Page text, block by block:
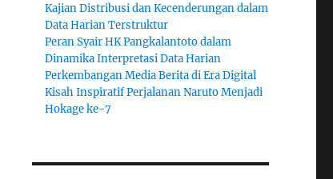
Kajian Distribusi dan Kecenderungan dalam
Data Harian Terstruktur
Peran Syair HK Pangkalantoto dalam
Dinamika Interpretasi Data Harian
Perkembangan Media Berita di Era Digital
Kisah Inspiratif Perjalanan Naruto Menjadi
Hokage ke-7